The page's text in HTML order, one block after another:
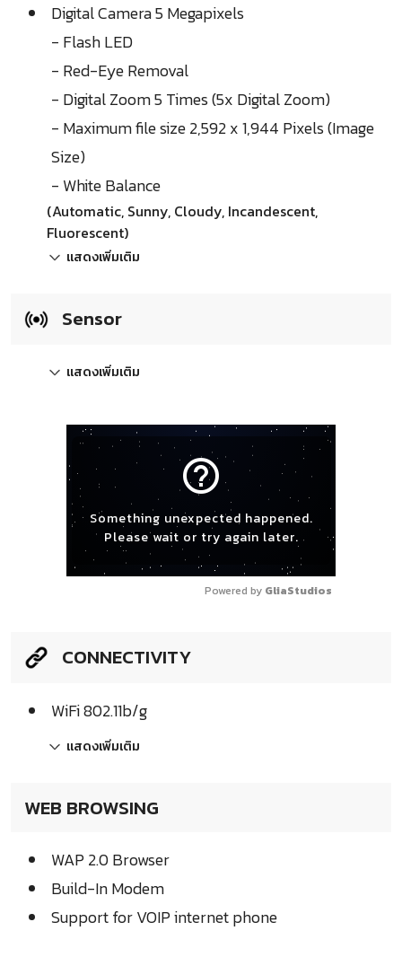
Digital Camera 5 Megapixels
- Flash LED
- Red-Eye Removal
- Digital Zoom 5 Times (5x Digital Zoom)
- Maximum file size 2,592 x 1,944 Pixels (Image
Size)
- White Balance
(Automatic, Sunny, Cloudy, Incandescent,
Fluorescent)
แสดงเพิ่มเติม
Sensor
แสดงเพิ่มเติม
help_outline
Something unexpected happened.
Please wait or try again later.
Powered by GliaStudios
CONNECTIVITY
WiFi 802.11b/g
แสดงเพิ่มเติม
WEB BROWSING
WAP 2.0 Browser
Build-In Modem
Support for VOIP internet phone